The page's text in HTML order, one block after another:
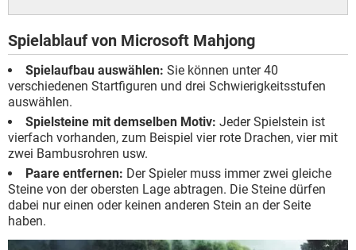
Spielablauf von Microsoft Mahjong
Spielaufbau auswählen: Sie können unter 40
verschiedenen Startfiguren und drei Schwierigkeitsstufen
auswählen.
Spielsteine mit demselben Motiv: Jeder Spielstein ist
vierfach vorhanden, zum Beispiel vier rote Drachen, vier mit
zwei Bambusrohren usw.
Paare entfernen: Der Spieler muss immer zwei gleiche
Steine von der obersten Lage abtragen. Die Steine dürfen
dabei nur einen oder keinen anderen Stein an der Seite
haben.